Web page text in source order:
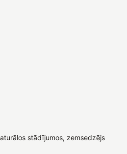
stādījumos, zemsedzējs